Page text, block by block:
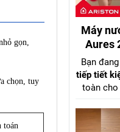
gọn,
chọn, tuy
toán
Máy
Aures
Bạn
tiếp tiết
toàn
lúc
Ariston